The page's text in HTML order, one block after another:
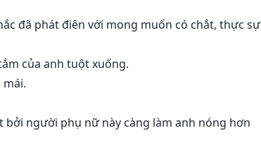
đã phát điên với mong muốn có chắt, thực sự
của anh tuột xuống.
bởi người phụ nữ này càng làm anh nóng hơn